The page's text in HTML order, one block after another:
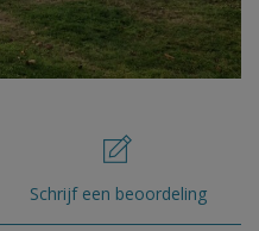
Schrijf een beoordeling